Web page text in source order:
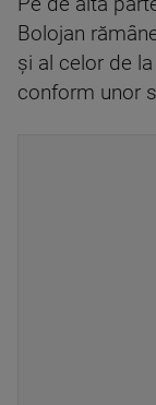
Bolojan
și al celor de
conform unor